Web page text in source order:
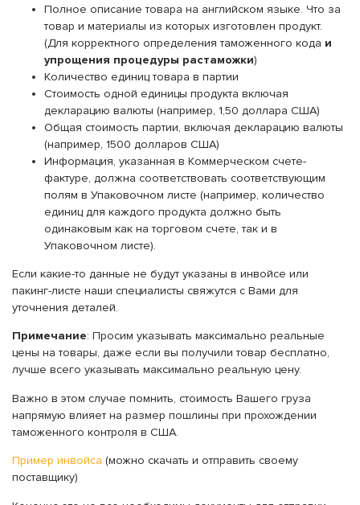
Полное описание товара на английском языке. Что за
товар и материалы из которых изготовлен продукт.
(Для корректного определения таможенного кода и
упрощения процедуры растаможки)
Количество единиц товара в партии
Стоимость одной единицы продукта включая
декларацию валюты (например, 1,50 доллара США)
Общая стоимость партии, включая декларацию валюты
(например, 1500 долларов США)
Информация, указанная в Коммерческом счете-
фактуре, должна соответствовать соответствующим
полям в Упаковочном листе (например, количество
единиц для каждого продукта должно быть
одинаковым как на торговом счете, так и в
Упаковочном листе).
Если какие-то данные не будут указаны в инвойсе или
пакинг-листе наши специалисты свяжутся с Вами для
уточнения деталей.
Примечание: Просим указывать максимально реальные
цены на товары, даже если вы получили товар бесплатно,
лучше всего указывать максимально реальную цену.
Важно в этом случае помнить, стоимость Вашего груза
напрямую влияет на размер пошлины при прохождении
таможенного контроля в США.
Пример инвойса (можно скачать и отправить своему
поставщику)